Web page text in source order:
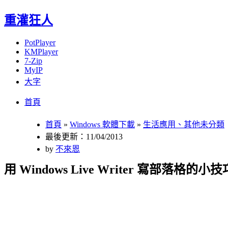
重灌狂人
PotPlayer
KMPlayer
7-Zip
MyIP
大字
首頁
首頁 » Windows 軟體下載 » 生活應用、其他未分類
最後更新：11/04/2013
by 不來恩
用 Windows Live Writer 寫部落格的小技